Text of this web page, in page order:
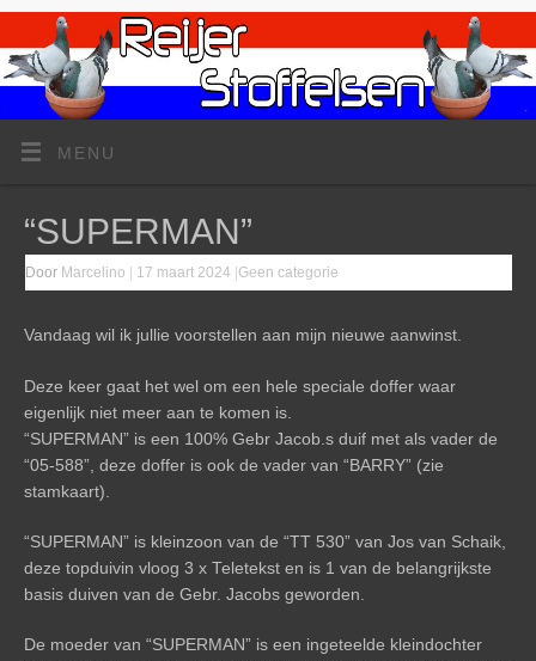
MENU
“SUPERMAN”
Door Marcelino 17 maart 2024 Geen categorie
Vandaag wil ik jullie voorstellen aan mijn nieuwe aanwinst.
Deze keer gaat het wel om een hele speciale doffer waar
eigenlijk niet meer aan te komen is.
“SUPERMAN” is een 100% Gebr Jacob.s duif met als vader de
“05-588”, deze doffer is ook de vader van “BARRY” (zie
stamkaart).
“SUPERMAN” is kleinzoon van de “TT 530” van Jos van Schaik,
deze topduivin vloog 3 x Teletekst en is 1 van de belangrijkste
basis duiven van de Gebr. Jacobs geworden.
De moeder van “SUPERMAN” is een ingeteelde kleindochter